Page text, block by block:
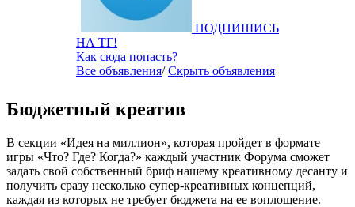
ПОДПИШИСЬ
НА ТГ!
Как сюда попасть?
Все объявления/Скрыть объявления
Бюджетный креатив
В секции «Идея на миллион», которая пройдет в формате
игры «Что? Где? Когда?» каждый участник Форума сможет
задать свой собственный бриф нашему креативному десанту и
получить сразу несколько супер-креативных концепций,
каждая из которых не требует бюджета на ее воплощение.